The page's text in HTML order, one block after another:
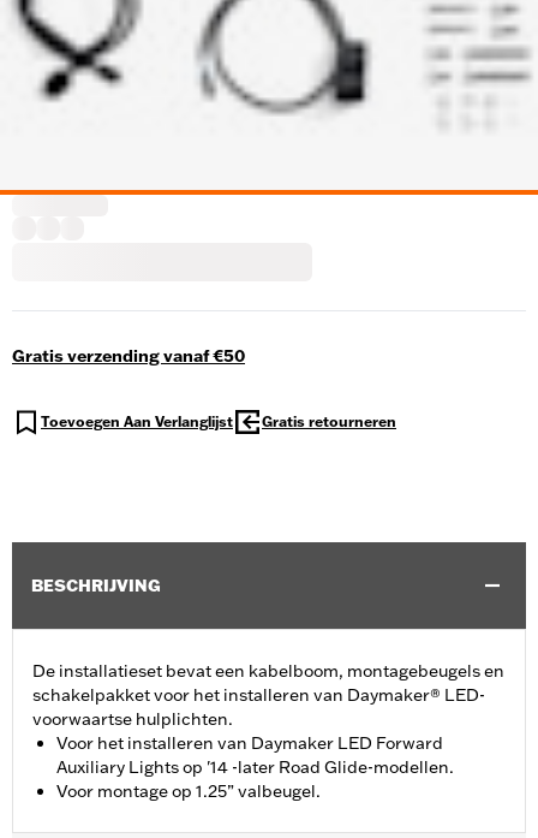
Gratis verzending vanaf €50
Toevoegen Aan Verlanglijst Gratis retourneren
BESCHRIJVING
De installatieset bevat een kabelboom, montagebeugels en
schakelpakket voor het installeren van Daymaker® LED-
voorwaartse hulplichten.
Voor het installeren van Daymaker LED Forward
Auxiliary Lights op '14 -later Road Glide-modellen.
Voor montage op 1.25” valbeugel.